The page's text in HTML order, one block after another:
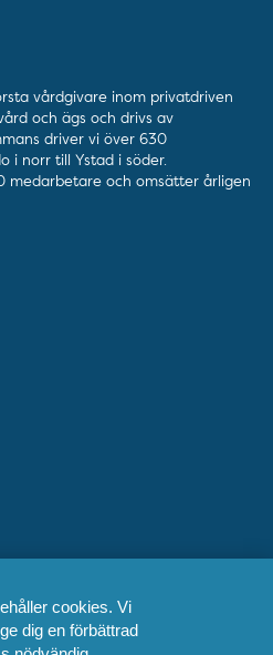
cookies. Vi
dig en förbättrad
vårdgivare inom privatdriven
och ägs och drivs av
driver vi över 630
i norr till Ystad i söder.
medarbetare och omsätter årligen